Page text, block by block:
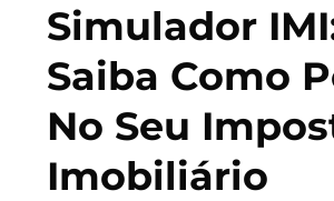
Simulador
Saiba Como
No Seu
Imobiliário